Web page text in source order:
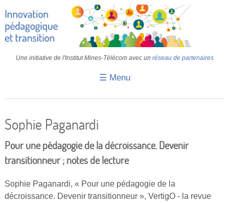
Une initiative de l'Institut Mines-Télécom avec un réseau de partenaires
☰ Menu
Transition
IMT
Sophie Paganardi
Pour une pédagogie de la décroissance. Devenir
transitionneur ; notes de lecture
Sophie Paganardi, « Pour une pédagogie de la
décroissance. Devenir transitionneur », VertigO - la revue